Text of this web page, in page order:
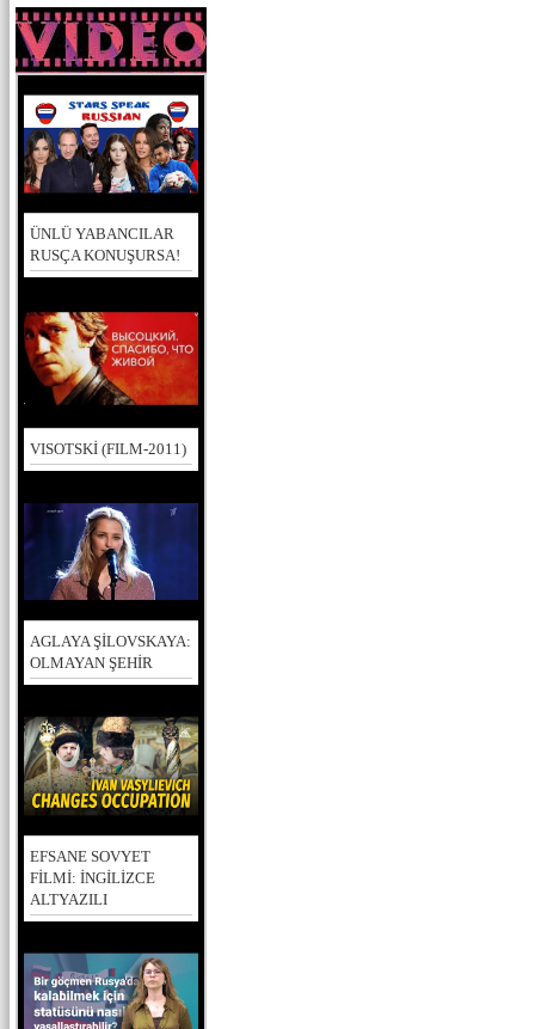
ÜNLÜ YABANCILAR
RUSÇA KONUŞURSA!
VISOTSKİ (FILM-2011)
AGLAYA ŞİLOVSKAYA:
OLMAYAN ŞEHİR
EFSANE SOVYET
FİLMİ: İNGİLİZCE
ALTYAZILI